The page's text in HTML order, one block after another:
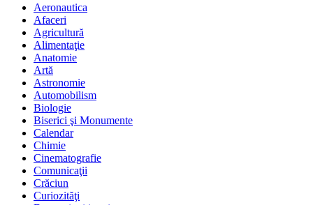
Aeronautica
Afaceri
Agricultură
Alimentaţie
Anatomie
Artă
Astronomie
Automobilism
Biologie
Biserici şi Monumente
Calendar
Chimie
Cinematografie
Comunicaţii
Crăciun
Curiozităţi